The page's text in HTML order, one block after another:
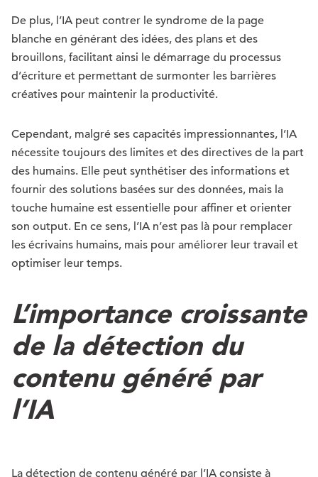
De plus, l’IA peut contrer le syndrome de la page
blanche en générant des idées, des plans et des
brouillons, facilitant ainsi le démarrage du processus
d’écriture et permettant de surmonter les barrières
créatives pour maintenir la productivité.
Cependant, malgré ses capacités impressionnantes, l’IA
nécessite toujours des limites et des directives de la part
des humains. Elle peut synthétiser des informations et
fournir des solutions basées sur des données, mais la
touche humaine est essentielle pour affiner et orienter
son output. En ce sens, l’IA n’est pas là pour remplacer
les écrivains humains, mais pour améliorer leur travail et
optimiser leur temps.
L’importance croissante
de la détection du
contenu généré par
l’IA
La détection de contenu généré par l’IA consiste à